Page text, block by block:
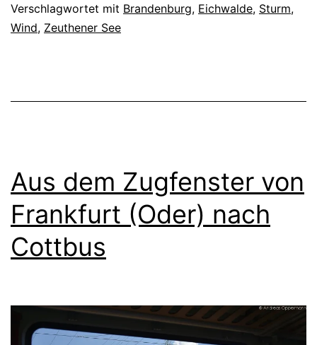
Verschlagwortet mit Brandenburg, Eichwalde, Sturm,
Wind, Zeuthener See
Aus dem Zugfenster von
Frankfurt (Oder) nach
Cottbus